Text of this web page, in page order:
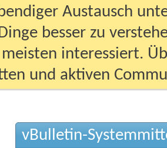
Austausch
besser zu
meisten interessiert.
und aktiven
vBulletin-